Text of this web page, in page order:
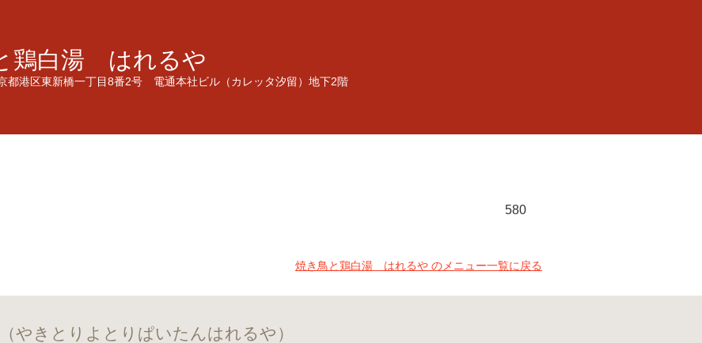
鶏白湯 はれるや
都港区東新橋一丁目8番2号 電通本社ビル（カレッタ汐留）地下2階
580
焼き鳥と鶏白湯 はれるや のメニュー一覧に戻る
きとりよとりぱいたんはれるや）